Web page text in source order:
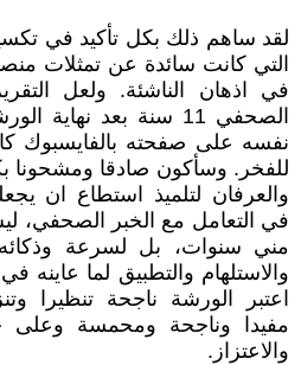
لقد ساهم ذلك بكل تأكيد في
التي كانت سائدة عن تمثلات
في اذهان الناشئة. ولعل
الصحفي 11 سنة بعد
نفسه على صفحته بالفايسبوك
للفخر. وسأكون صادقا ومشحونا
والعرفان لتلميذ استطاع ان
في التعامل مع الخبر الصحفي،
مني سنوات، بل لسرعة
والاستلهام والتطبيق لما
اعتبر الورشة ناجحة تنظيرا
مفيدا وناجحة ومحمسة وعلى
والاعتزاز.